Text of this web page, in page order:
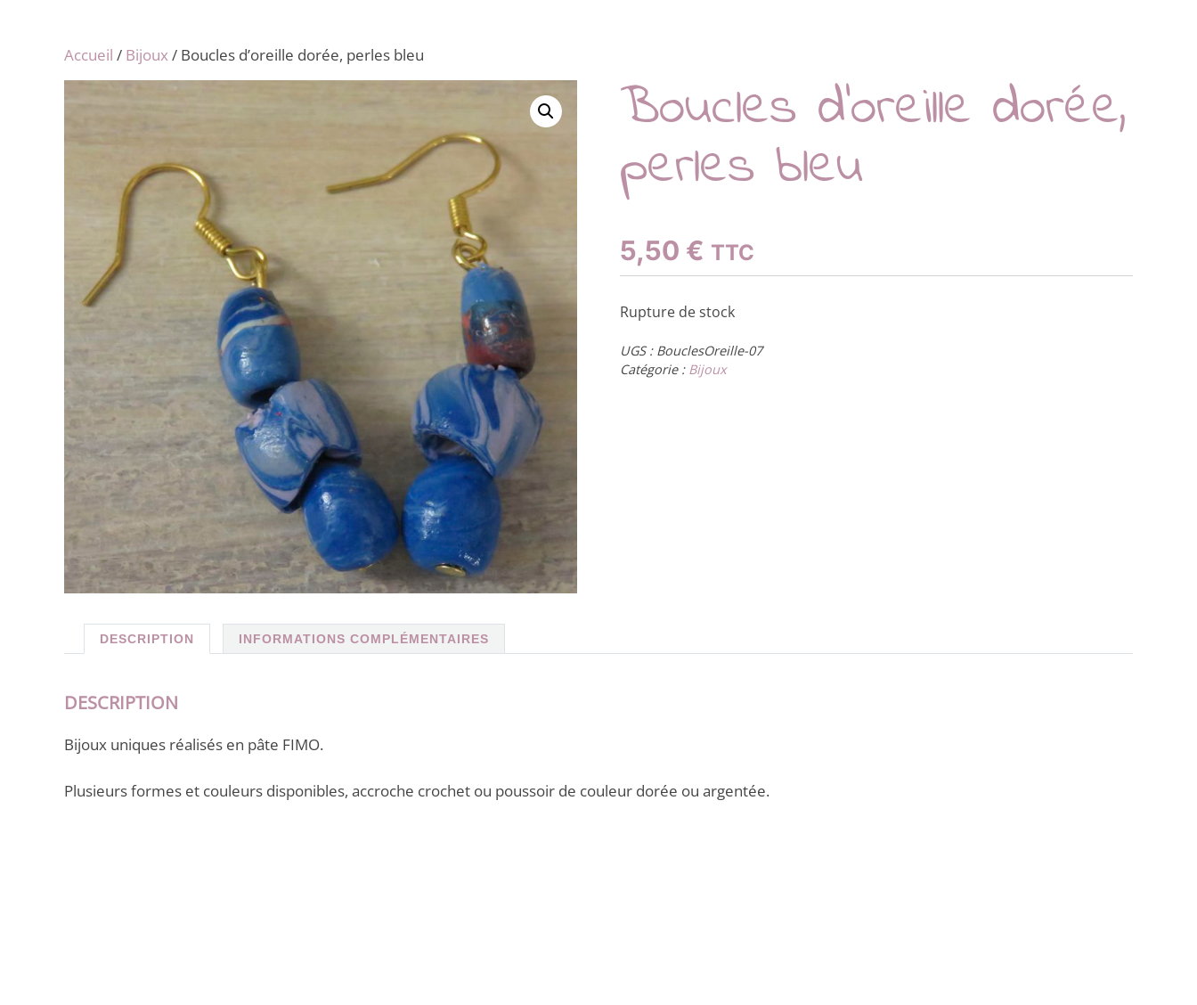
Accueil / Bijoux/ Boucles d’oreille dorée, perles bleu
Boucles d’oreille dorée,
perles bleu
5,50 € TTC
Rupture de stock
UGS : BouclesOreille-07
Catégorie : Bijoux
DESCRIPTION INFORMATIONS COMPLÉMENTAIRES
DESCRIPTION
Bijoux uniques réalisés en pâte FIMO.
Plusieurs formes et couleurs disponibles, accroche crochet ou poussoir de couleur dorée ou argentée.